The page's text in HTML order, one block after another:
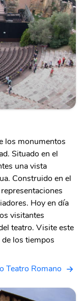
los monumentos
Situado en el
una vista
Construido en el
Hoy en día
visitantes
teatro. Visite este
los tiempos
Teatro Romano